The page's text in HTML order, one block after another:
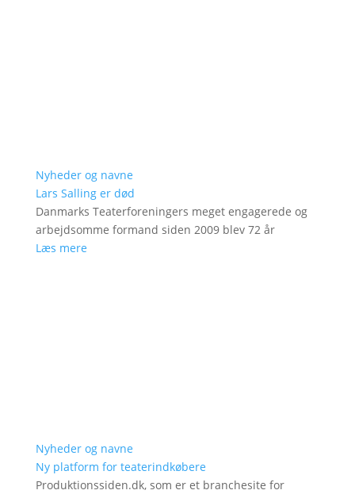
Nyheder og navne
Lars Salling er død
Danmarks Teaterforeningers meget engagerede og
arbejdsomme formand siden 2009 blev 72 år
Læs mere
Nyheder og navne
Ny platform for teaterindkøbere
Produktionssiden.dk, som er et branchesite for